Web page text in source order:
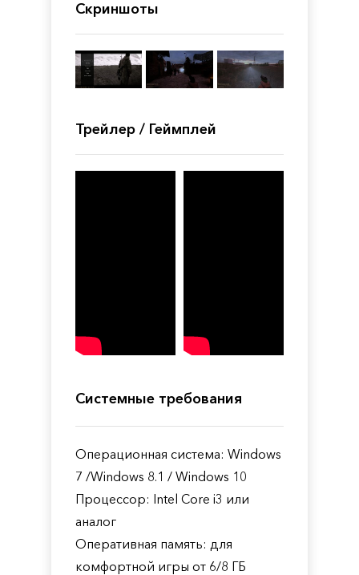
Скриншоты
Трейлер / Геймплей
Системные требования
Операционная система: Windows
7 /Windows 8.1 / Windows 10
Процессор: Intel Core i3 или
аналог
Оперативная память: для
комфортной игры от 6/8 ГБ